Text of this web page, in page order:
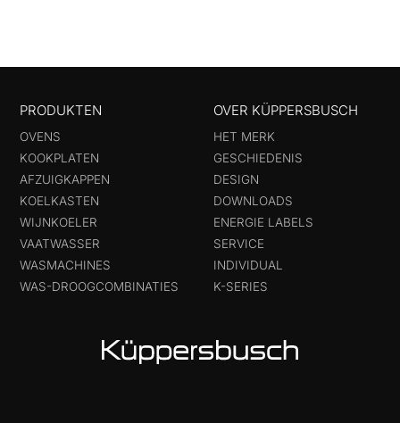
PRODUKTEN
OVENS
KOOKPLATEN
AFZUIGKAPPEN
KOELKASTEN
WIJNKOELER
VAATWASSER
WASMACHINES
WAS-DROOGCOMBINATIES
OVER KÜPPERSBUSCH
HET MERK
GESCHIEDENIS
DESIGN
DOWNLOADS
ENERGIE LABELS
SERVICE
INDIVIDUAL
K-SERIES